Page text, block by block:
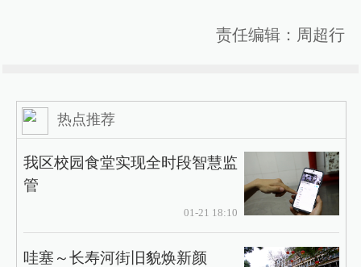
责任编辑：周超行
热点推荐
我区校园食堂实现全时段智慧监
管
01-21 18:10
哇塞～长寿河街旧貌焕新颜